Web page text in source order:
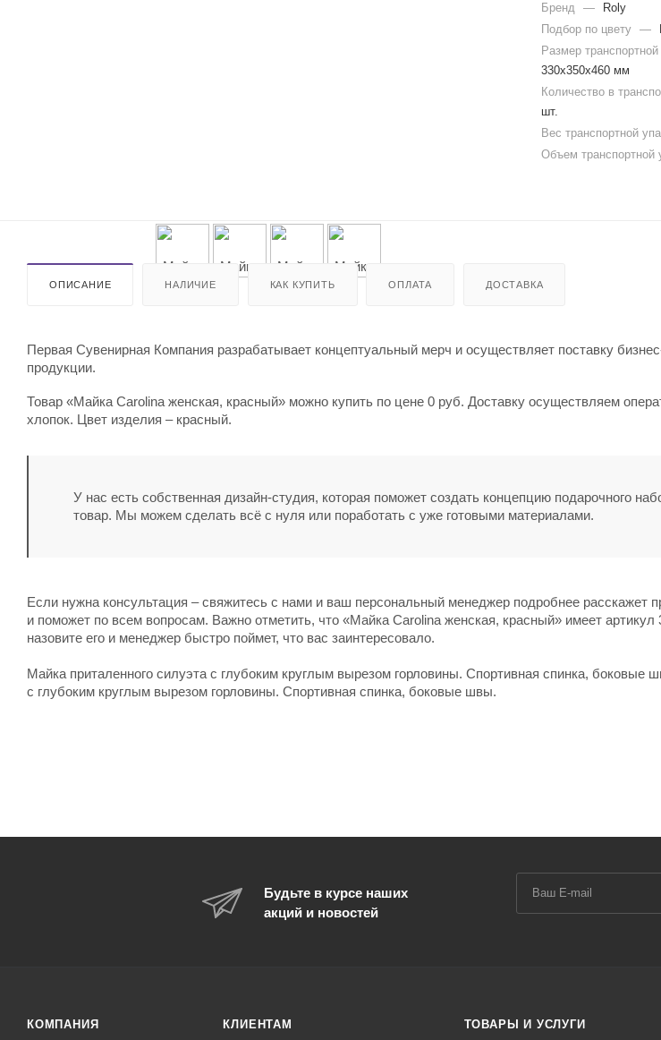
Бренд —
Roly
Подбор по цвету
—
Размер транспортной
330x350x460 мм
Количество в
шт.
Вес транспортной
Объем транспортной
ОПИСАНИЕ НАЛИЧИЕ КАК КУПИТЬ ОПЛАТА ДОСТАВКА
Первая Сувенирная Компания разрабатывает концептуальный мерч и осуществляет поставку
продукции.
Товар «Майка Carolina женская, красный» можно купить по цене 0 руб. Доставку осуществляем
хлопок. Цвет изделия – красный.
У нас есть собственная дизайн-студия, которая поможет создать концепцию подарочного
товар. Мы можем сделать всё с нуля или поработать с уже готовыми материалами.
Если нужна консультация – свяжитесь с нами и ваш персональный менеджер подробнее расскажет
и поможет по всем вопросам. Важно отметить, что «Майка Carolina женская, красный» имеет артикул
назовите его и менеджер быстро поймет, что вас заинтересовало.
Майка приталенного силуэта с глубоким круглым вырезом горловины. Спортивная спинка, боковые
с глубоким круглым вырезом горловины. Спортивная спинка, боковые швы.
Будьте в курсе наших
акций и новостей
КОМПАНИЯ КЛИЕНТАМ ТОВАРЫ И УСЛУГИ